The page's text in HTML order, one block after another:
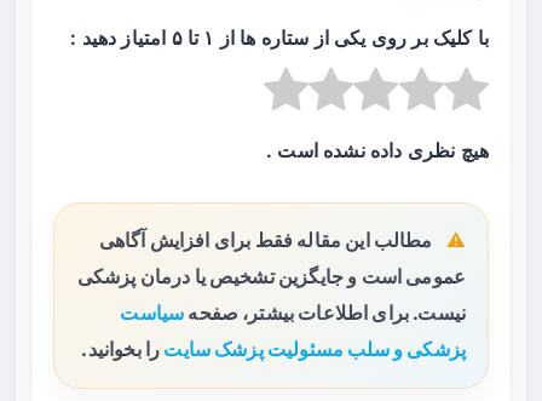
با کلیک بر روی یکی از ستاره ها از ۱ تا ۵ امتیاز دهید :
هیچ نظری داده نشده است .
مطالب این مقاله فقط برای افزایش آگاهی
عمومی است و جایگزین تشخیص یا درمان پزشکی
نیست. برای اطلاعات بیشتر، صفحه سیاست
پزشکی و سلب مسئولیت پزشک سایت را بخوانید.